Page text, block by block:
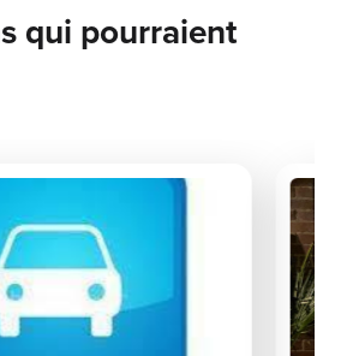
qui pourraient